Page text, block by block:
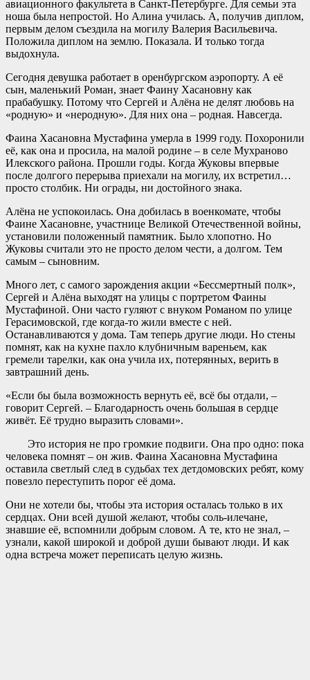
авиационного факультета в Санкт-Петербурге. Для семьи эта
ноша была непростой. Но Алина училась. А, получив диплом,
первым делом съездила на могилу Валерия Васильевича.
Положила диплом на землю. Показала. И только тогда
выдохнула.
Сегодня девушка работает в оренбургском аэропорту. А её
сын, маленький Роман, знает Фаину Хасановну как
прабабушку. Потому что Сергей и Алёна не делят любовь на
«родную» и «неродную». Для них она – родная. Навсегда.
Фаина Хасановна Мустафина умерла в 1999 году. Похоронили
её, как она и просила, на малой родине – в селе Мухраново
Илекского района. Прошли годы. Когда Жуковы впервые
после долгого перерыва приехали на могилу, их встретил…
просто столбик. Ни ограды, ни достойного знака.
Алёна не успокоилась. Она добилась в военкомате, чтобы
Фаине Хасановне, участнице Великой Отечественной войны,
установили положенный памятник. Было хлопотно. Но
Жуковы считали это не просто делом чести, а долгом. Тем
самым – сыновним.
Много лет, с самого зарождения акции «Бессмертный полк»,
Сергей и Алёна выходят на улицы с портретом Фаины
Мустафиной. Они часто гуляют с внуком Романом по улице
Герасимовской, где когда-то жили вместе с ней.
Останавливаются у дома. Там теперь другие люди. Но стены
помнят, как на кухне пахло клубничным вареньем, как
гремели тарелки, как она учила их, потерянных, верить в
завтрашний день.
«Если бы была возможность вернуть её, всё бы отдали, –
говорит Сергей. – Благодарность очень большая в сердце
живёт. Её трудно выразить словами».
Это история не про громкие подвиги. Она про одно: пока
человека помнят – он жив. Фаина Хасановна Мустафина
оставила светлый след в судьбах тех детдомовских ребят, кому
повезло переступить порог её дома.
Они не хотели бы, чтобы эта история осталась только в их
сердцах. Они всей душой желают, чтобы соль-илечане,
знавшие её, вспомнили добрым словом. А те, кто не знал, –
узнали, какой широкой и доброй души бывают люди. И как
одна встреча может переписать целую жизнь.